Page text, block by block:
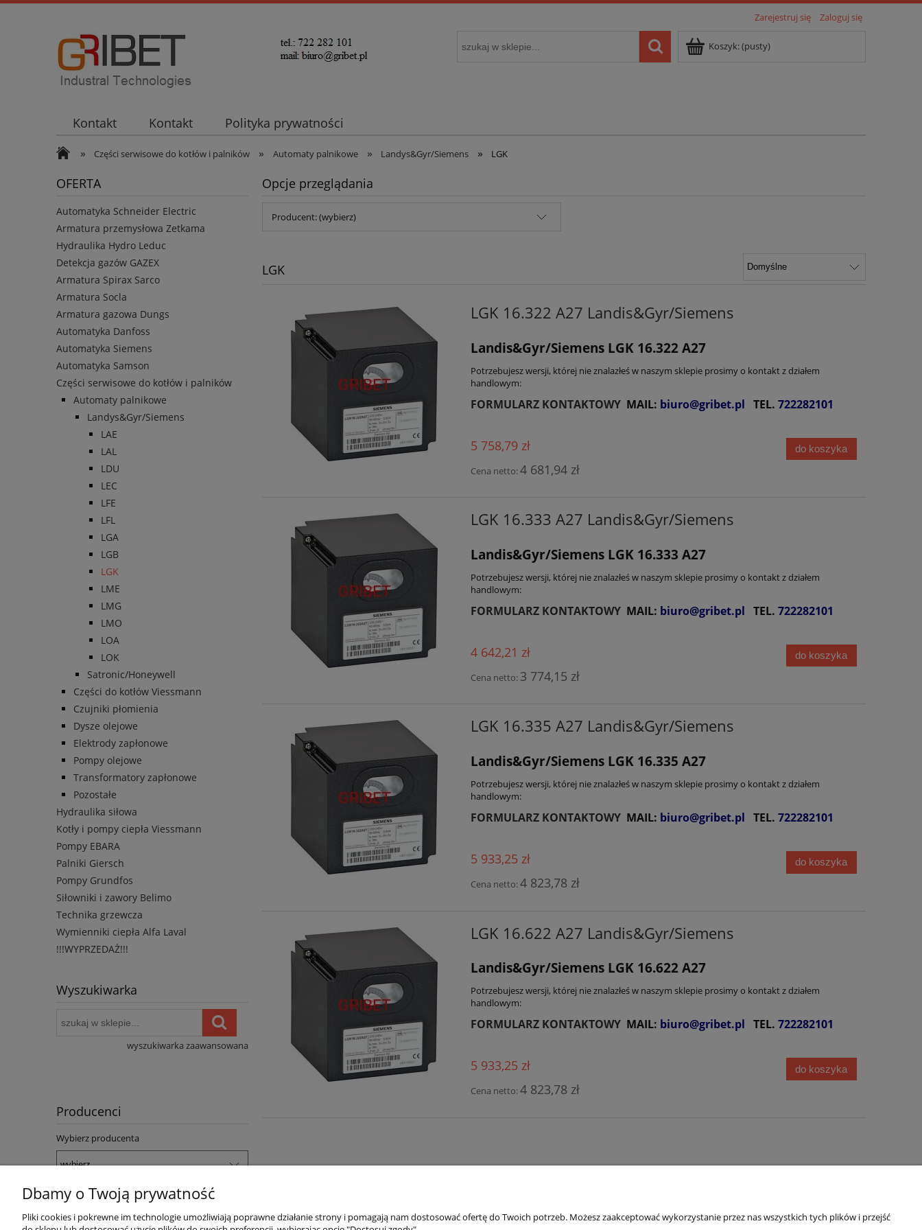
Zarejestruj się Zaloguj się
Koszyk:(pusty)
Kontakt Kontakt Polityka prywatności
» Części serwisowe do kotłów i palników » Automaty palnikowe » Landys&Gyr/Siemens » LGK
OFERTA
Automatyka Schneider Electric
Armatura przemysłowa Zetkama
Hydraulika Hydro Leduc
Detekcja gazów GAZEX
Armatura Spirax Sarco
Armatura Socla
Armatura gazowa Dungs
Automatyka Danfoss
Automatyka Siemens
Automatyka Samson
Części serwisowe do kotłów i palników
Automaty palnikowe
Landys&Gyr/Siemens
LAE
LAL
LDU
LEC
LFE
LFL
LGA
LGB
LGK
LME
LMG
LMO
LOA
LOK
Satronic/Honeywell
Części do kotłów Viessmann
Czujniki płomienia
Dysze olejowe
Elektrody zapłonowe
Pompy olejowe
Transformatory zapłonowe
Pozostałe
Hydraulika siłowa
Kotły i pompy ciepła Viessmann
Pompy EBARA
Palniki Giersch
Pompy Grundfos
Siłowniki i zawory Belimo
Technika grzewcza
Wymienniki ciepła Alfa Laval
!!!WYPRZEDAŻ!!!
Wyszukiwarka
wyszukiwarka zaawansowana
Producenci
Wybierz producenta
Opcje przeglądania
Producent: (wybierz)
LGK
LGK 16.322 A27 Landis&Gyr/Siemens
Landis&Gyr/Siemens LGK 16.322 A27
Potrzebujesz wersji, której nie znalazłeś w naszym sklepie prosimy o kontakt z działem
handlowym:
FORMULARZ KONTAKTOWY MAIL: biuro@gribet.pl TEL. 722282101
5 758,79 zł
Cena netto:4 681,94 zł
do koszyka
LGK 16.333 A27 Landis&Gyr/Siemens
Landis&Gyr/Siemens LGK 16.333 A27
Potrzebujesz wersji, której nie znalazłeś w naszym sklepie prosimy o kontakt z działem
handlowym:
FORMULARZ KONTAKTOWY MAIL: biuro@gribet.pl TEL. 722282101
4 642,21 zł
Cena netto: 3 774,15 zł
do koszyka
LGK 16.335 A27 Landis&Gyr/Siemens
Landis&Gyr/Siemens LGK 16.335 A27
Potrzebujesz wersji, której nie znalazłeś w naszym sklepie prosimy o kontakt z działem
handlowym:
FORMULARZ KONTAKTOWY MAIL: biuro@gribet.pl TEL. 722282101
5 933,25 zł
Cena netto:4 823,78 zł
do koszyka
LGK 16.622 A27 Landis&Gyr/Siemens
Landis&Gyr/Siemens LGK 16.622 A27
Potrzebujesz wersji, której nie znalazłeś w naszym sklepie prosimy o kontakt z działem
handlowym:
FORMULARZ KONTAKTOWY MAIL: biuro@gribet.pl TEL. 722282101
5 933,25 zł
Cena netto:4 823,78 zł
do koszyka
Dbamy o Twoją prywatność
Pliki cookies i pokrewne im technologie umożliwiają poprawne działanie strony i pomagają nam dostosować ofertę do Twoich potrzeb. Możesz zaakceptować wykorzystanie przez nas wszystkich tych plików i przejść